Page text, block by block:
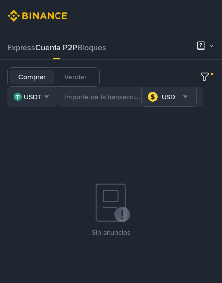
ExpressCuenta P2PBloques
Comprar Vender
USDT USD
Sin anuncios